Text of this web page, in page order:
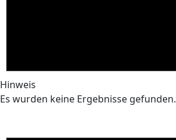
Hinweis
Es wurden keine Ergebnisse gefunden.